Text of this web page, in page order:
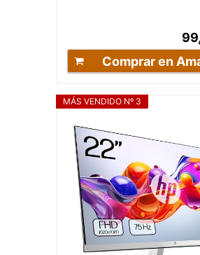
Comprar en
MÁS VENDIDO Nº 3